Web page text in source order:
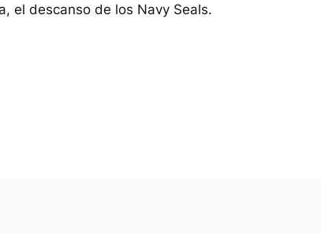
el descanso de los Navy Seals.